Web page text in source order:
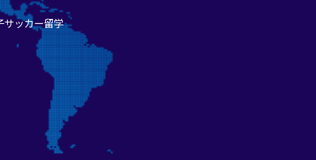
サッカー留学